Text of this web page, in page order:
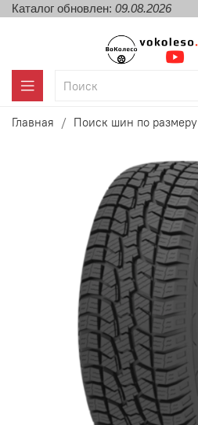
Каталог обновлен: 09.08.2026
Главная Поиск шин по размеру